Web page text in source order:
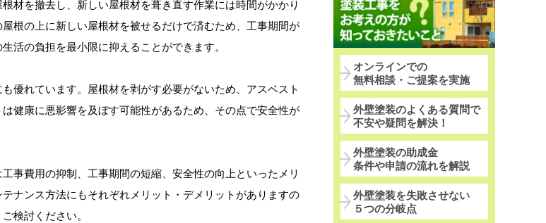
材を撤去し、新しい屋根材を葺き直す作業には時間がかかり
根の上に新しい屋根材を被せるだけで済むため、工事期間が
活の負担を最小限に抑えることができます。
優れています。屋根材を剥がす必要がないため、アスベスト
健康に悪影響を及ぼす可能性があるため、その点で安全性が
事費用の抑制、工事期間の短縮、安全性の向上といったメリ
ナンス方法にもそれぞれメリット・デメリットがありますの
検討ください。
オンラインでの
無料相談・ご提案を実施
外壁塗装のよくある質問で
不安や疑問を解決！
外壁塗装の助成金
条件や申請の流れを解説
外壁塗装を失敗させない
５つの分岐点